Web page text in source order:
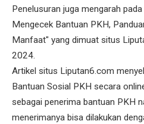
Penelusuran juga mengarah
Mengecek Bantuan PKH,
Manfaat" yang dimuat situs
2024.
Artikel situs Liputan6.com
Bantuan Sosial PKH secara
sebagai penerima bantuan PKH
menerimanya bisa dilakukan